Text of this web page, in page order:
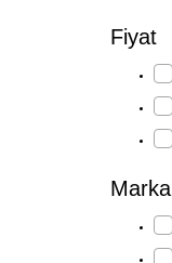
Fiyat
Marka